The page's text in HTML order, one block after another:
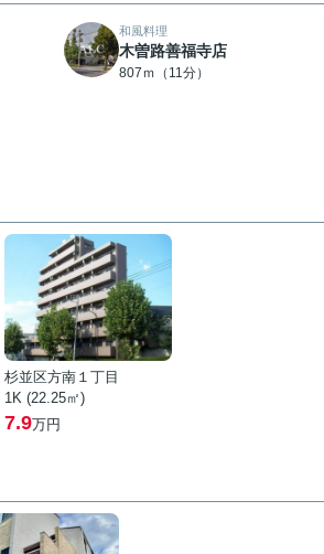
和風料理
木曽路善福寺店
807ｍ（11分）
杉並区方南１丁目
1K (22.25㎡)
7.9万円